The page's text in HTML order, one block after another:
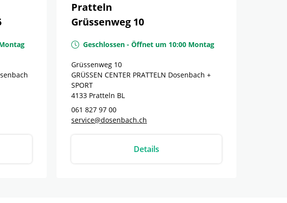
Pratteln
Grüssenweg 10
Geschlossen - Öffnet um 10:00 Montag
Grüssenweg 10
GRÜSSEN CENTER PRATTELN Dosenbach +
SPORT
4133 Pratteln BL
061 827 97 00
service@dosenbach.ch
Details